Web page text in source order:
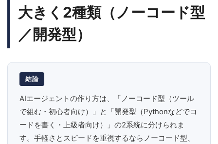
大きく2種類（ノーコード型
／開発型）
結論
AIエージェントの作り方は、「ノーコード型（ツール
で組む・初心者向け）」と「開発型（Pythonなどでコ
ードを書く・上級者向け）」の2系統に分けられま
す。手軽さとスピードを重視するならノーコード型、